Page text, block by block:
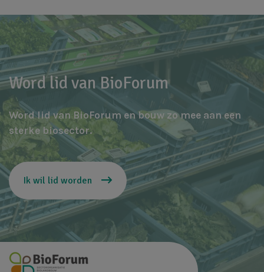
Word lid van BioForum
Word lid van BioForum en bouw zo mee aan een
sterke biosector.
Ik wil lid worden